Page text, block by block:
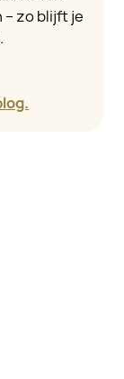
– zo blijft je